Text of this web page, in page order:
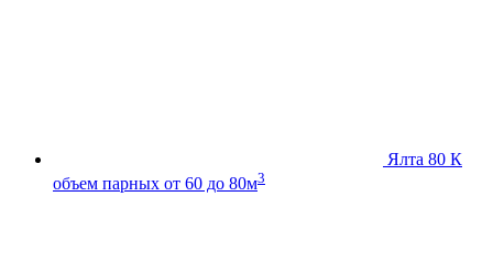
Ялта 80 К
объем парных от 60 до 80м3